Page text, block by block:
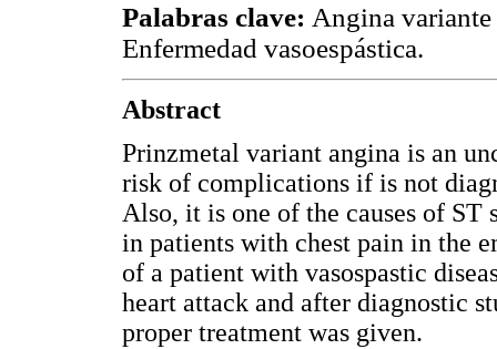
Palabras clave: Angina
Enfermedad vasoespástica.
Abstract
Prinzmetal variant angina is an
risk of complications if is not
Also, it is one of the causes of ST
in patients with chest pain in the
of a patient with vasospastic
heart attack and after diagnostic
proper treatment was given.